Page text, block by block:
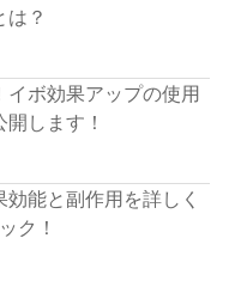
は？
ボ効果アップの使用
します！
能と副作用を詳しく
ク！